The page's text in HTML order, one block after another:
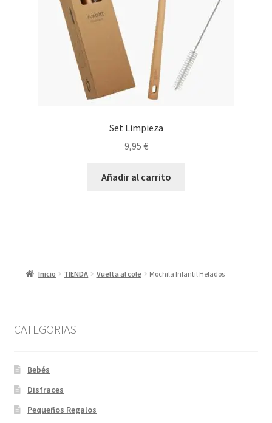
Set Limpieza
9,95 €
Añadir al carrito
Inicio TIENDA Vuelta al cole Mochila Infantil Helados
CATEGORIAS
Bebés
Disfraces
Pequeños Regalos